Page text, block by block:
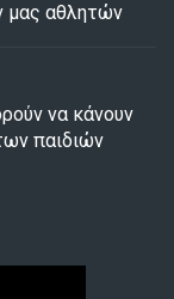
μας αθλητών
να κάνουν
παιδιών